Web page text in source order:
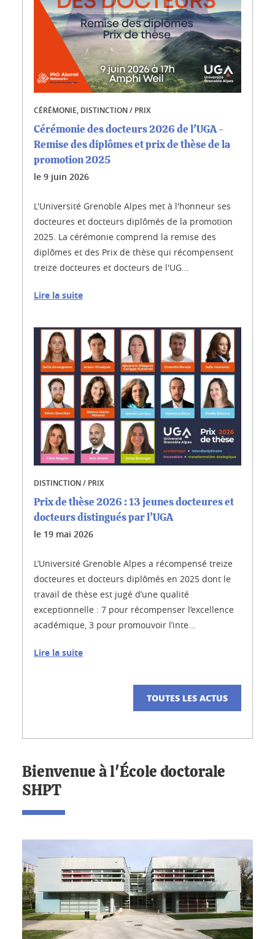
CÉRÉMONIE, DISTINCTION / PRIX
Cérémonie des docteurs 2026 de l'UGA -
Remise des diplômes et prix de thèse de la
promotion 2025
le 9 juin 2026
L'Université Grenoble Alpes met à l'honneur ses
docteures et docteurs diplômés de la promotion
2025. La cérémonie comprend la remise des
diplômes et des Prix de thèse qui récompensent
treize docteures et docteurs de l'UG...
Lire la suite
DISTINCTION / PRIX
Prix de thèse 2026 : 13 jeunes docteures et
docteurs distingués par l’UGA
le 19 mai 2026
L’Université Grenoble Alpes a récompensé treize
docteures et docteurs diplômés en 2025 dont le
travail de thèse est jugé d’une qualité
exceptionnelle : 7 pour récompenser l’excellence
académique, 3 pour promouvoir l’inte...
Lire la suite
TOUTES LES ACTUS
Bienvenue à l'École doctorale
SHPT